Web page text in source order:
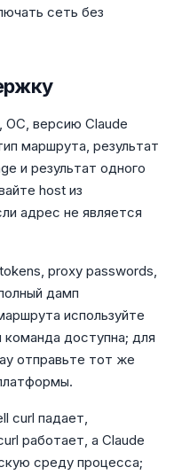
сеть без
ОС, версию Claude
маршрута, результат
и результат одного
host из
адрес не является
proxy passwords,
дамп
используйте
команда доступна; для
отправьте тот же
curl падает,
работает, а Claude
среду процесса;